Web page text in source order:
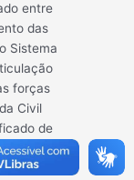
entre
das
Sistema
forças
Civil
de